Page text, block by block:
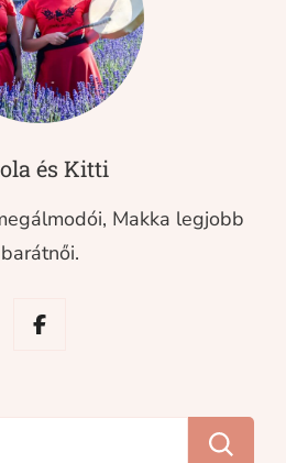
és Kitti
Makka legjobb
barátnői.